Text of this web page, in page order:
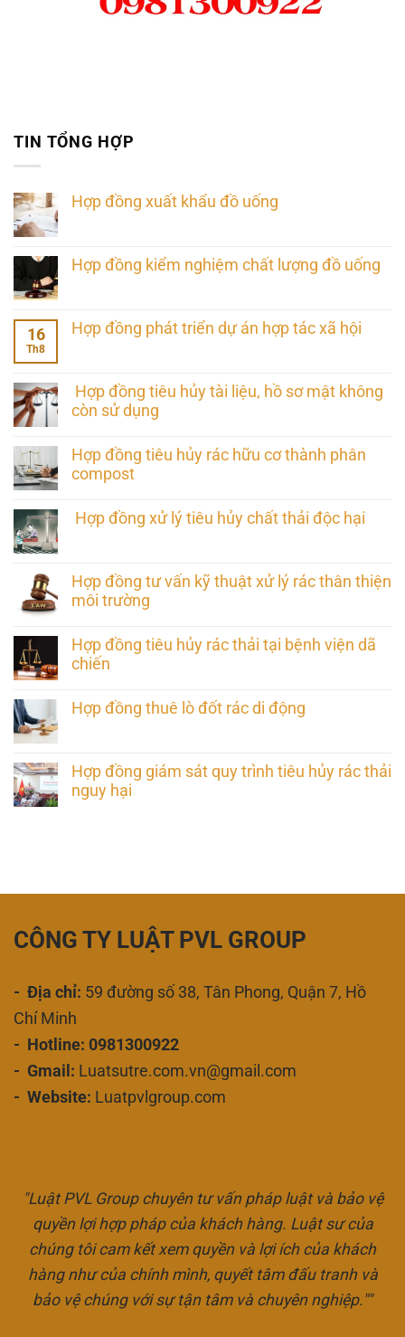
TIN TỔNG HỢP
Hợp đồng xuất khẩu đồ uống
Hợp đồng kiểm nghiệm chất lượng đồ uống
16
Th8
Hợp đồng phát triển dự án hợp tác xã hội
Hợp đồng tiêu hủy tài liệu, hồ sơ mật không
còn sử dụng
Hợp đồng tiêu hủy rác hữu cơ thành phân
compost
Hợp đồng xử lý tiêu hủy chất thải độc hại
Hợp đồng tư vấn kỹ thuật xử lý rác thân thiện
môi trường
Hợp đồng tiêu hủy rác thải tại bệnh viện dã
chiến
Hợp đồng thuê lò đốt rác di động
Hợp đồng giám sát quy trình tiêu hủy rác thải
nguy hại
CÔNG TY LUẬT PVL GROUP
- Địa chỉ: 59 đường số 38, Tân Phong, Quận 7, Hồ
Chí Minh
- Hotline: 0981300922
- Gmail: Luatsutre.com.vn@gmail.com
- Website: Luatpvlgroup.com
"Luật PVL Group chuyên tư vấn pháp luật và bảo vệ
quyền lợi hợp pháp của khách hàng. Luật sư của
chúng tôi cam kết xem quyền và lợi ích của khách
hàng như của chính mình, quyết tâm đấu tranh và
bảo vệ chúng với sự tận tâm và chuyên nghiệp.""